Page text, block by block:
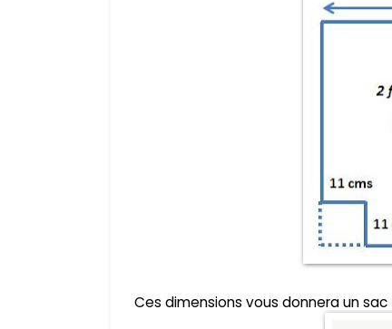
Ces dimensions vous donnera un